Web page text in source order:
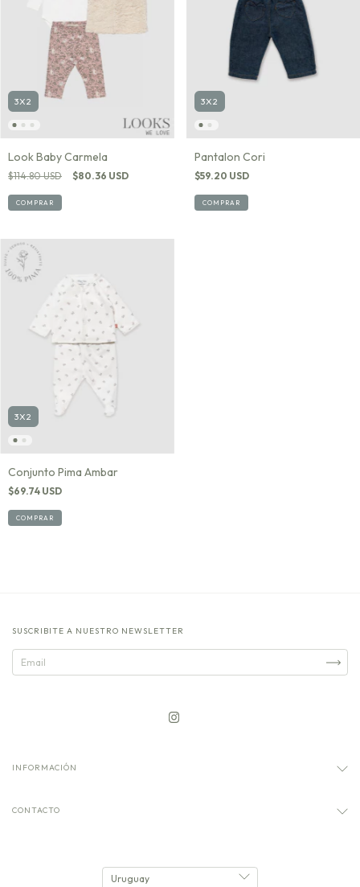
3X2
Look Baby Carmela
$114.80 USD $80.36 USD
COMPRAR
3X2
Pantalon Cori
$59.20 USD
COMPRAR
3X2
Conjunto Pima Ambar
$69.74 USD
COMPRAR
SUSCRIBITE A NUESTRO NEWSLETTER
INFORMACIÓN
CONTACTO